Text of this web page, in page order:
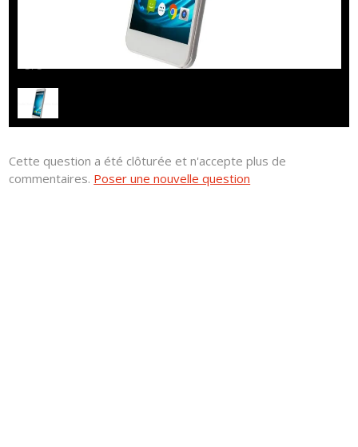
Cette question a été clôturée et n'accepte plus de
commentaires. Poser une nouvelle question